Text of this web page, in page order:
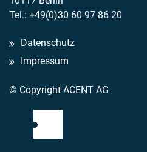
Tel.: +49(0)30 60 97 86 20
Datenschutz
Impressum
© Copyright ACENT AG